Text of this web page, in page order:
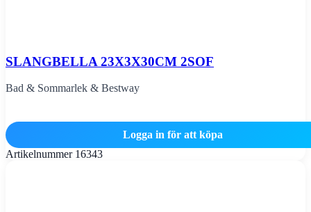
SLANGBELLA 23X3X30CM 2SOF
Bad & Sommarlek & Bestway
Logga in för att köpa
Artikelnummer 16343